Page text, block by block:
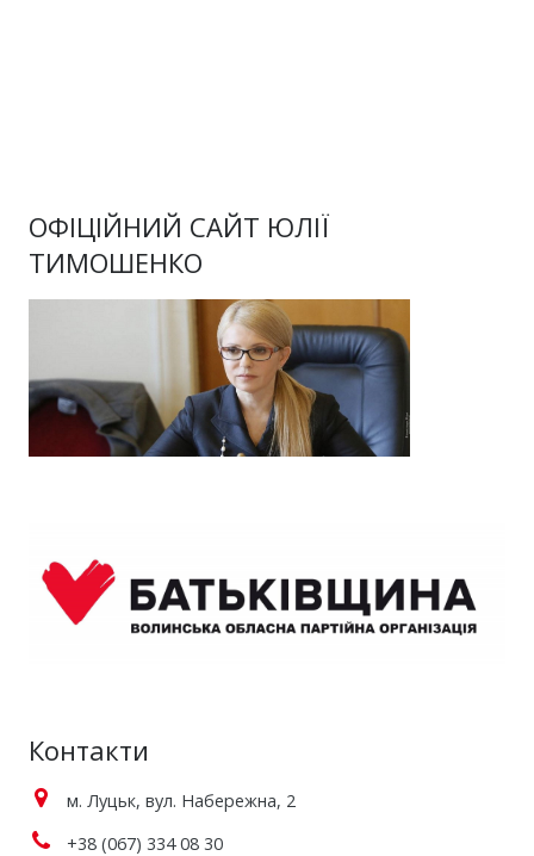
ОФІЦІЙНИЙ САЙТ ЮЛІЇ
ТИМОШЕНКО
Контакти
м. Луцьк, вул. Набережна, 2
+38 (067) 334 08 30